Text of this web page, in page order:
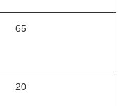
65
20